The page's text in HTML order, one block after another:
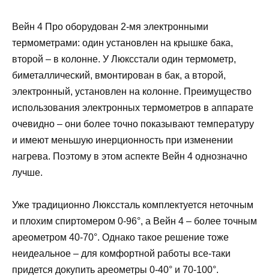
Вейн 4 Про оборудован 2-мя электронными
термометрами: один установлен на крышке бака,
второй – в колонне. У Люксстали один термометр,
биметаллический, вмонтирован в бак, а второй,
электронный, установлен на колонне. Преимущество
использования электронных термометров в аппарате
очевидно – они более точно показывают температуру
и имеют меньшую инерционность при изменении
нагрева. Поэтому в этом аспекте Вейн 4 однозначно
лучше.
Уже традиционно Люкссталь комплектуется неточным
и плохим спиртомером 0-96°, а Вейн 4 – более точным
ареометром 40-70°. Однако такое решение тоже
неидеальное – для комфортной работы все-таки
придется докупить ареометры 0-40° и 70-100°.